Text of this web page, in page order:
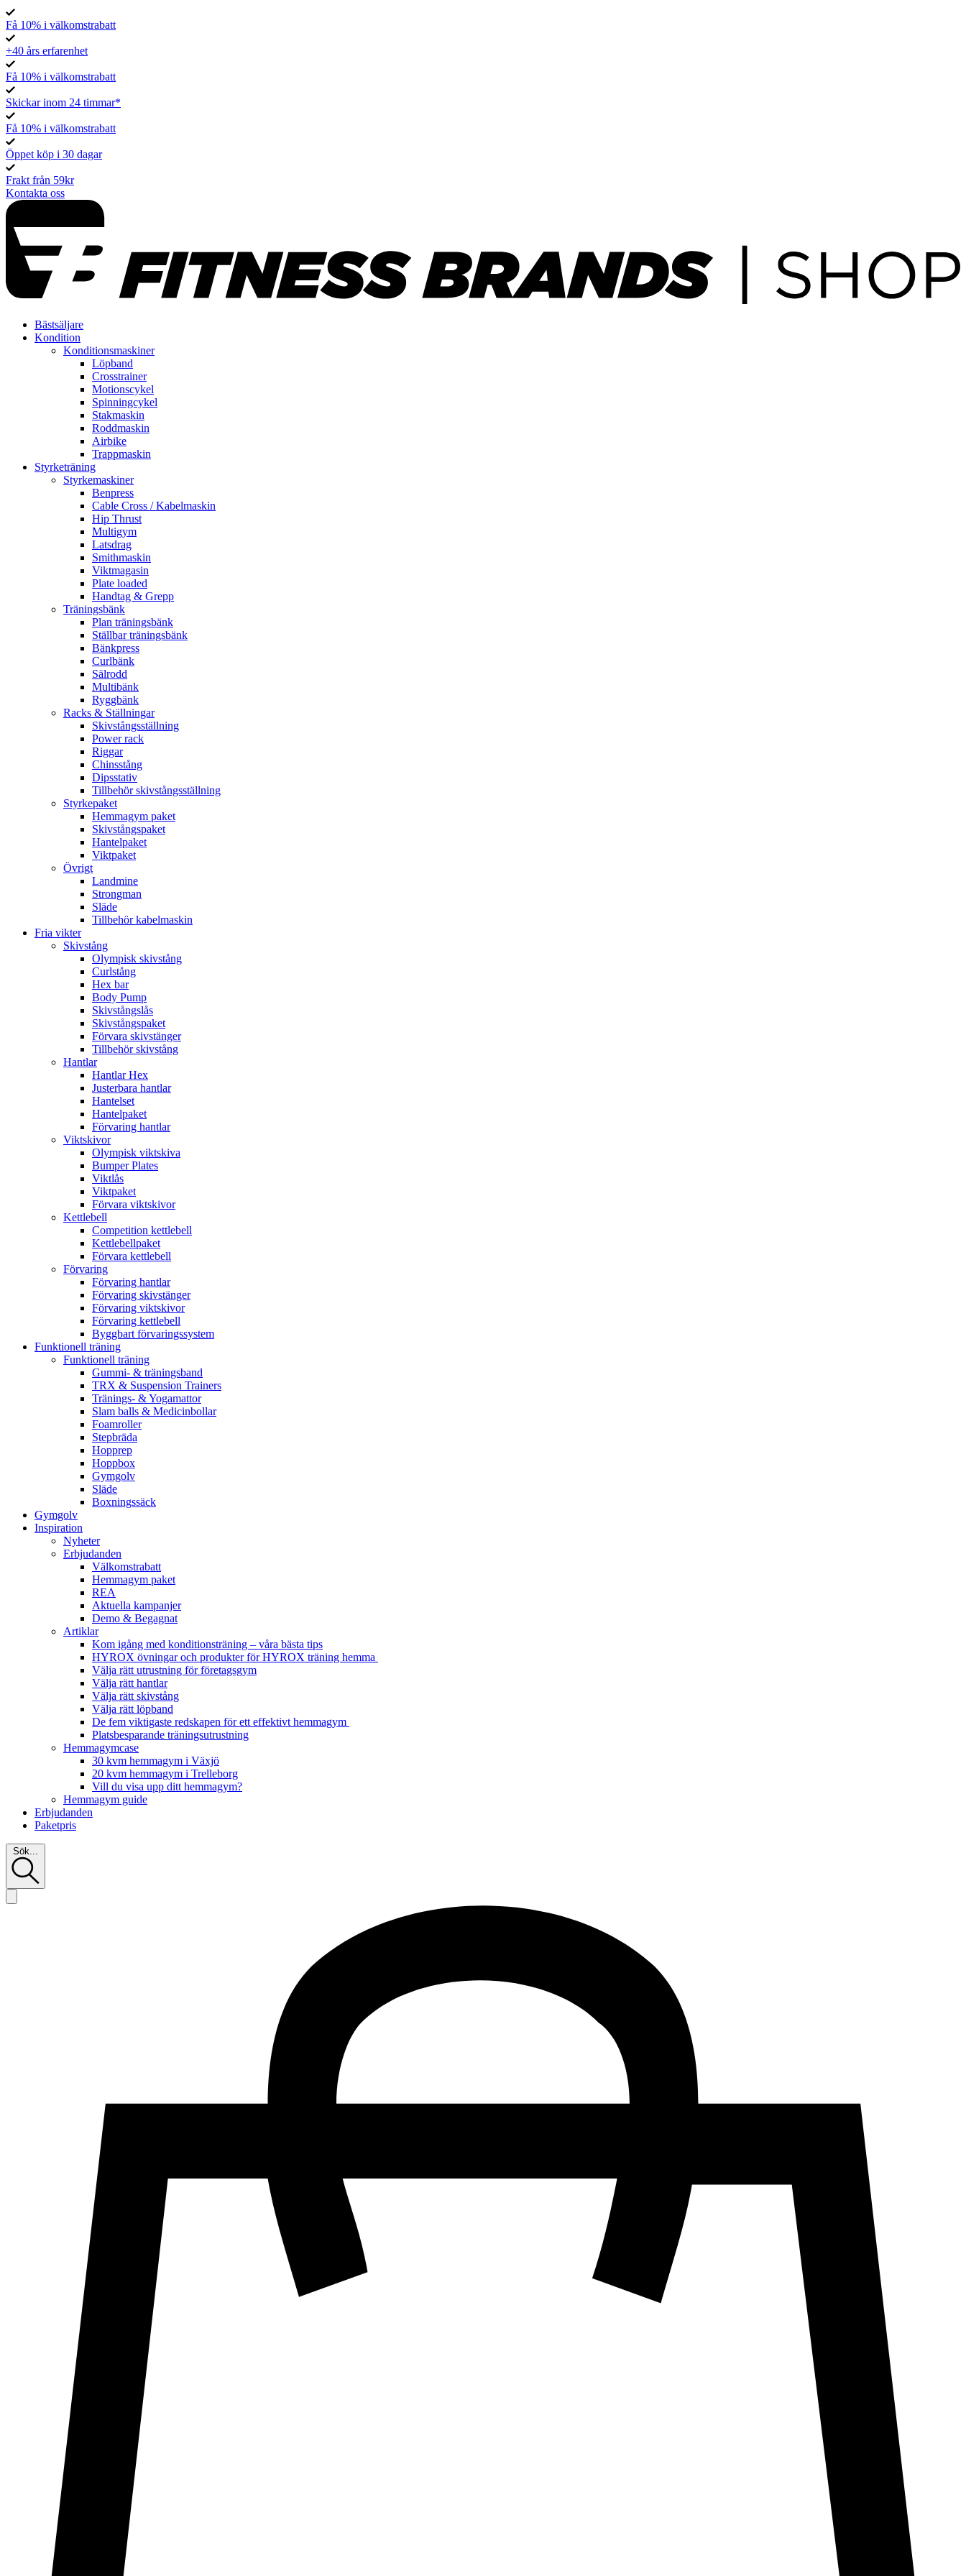
Få 10% i välkomstrabatt
+40 års erfarenhet
Få 10% i välkomstrabatt
Skickar inom 24 timmar*
Få 10% i välkomstrabatt
Öppet köp i 30 dagar
Frakt från 59kr
Kontakta oss
Bästsäljare
Kondition
Konditionsmaskiner
Löpband
Crosstrainer
Motionscykel
Spinningcykel
Stakmaskin
Roddmaskin
Airbike
Trappmaskin
Styrketräning
Styrkemaskiner
Benpress
Cable Cross / Kabelmaskin
Hip Thrust
Multigym
Latsdrag
Smithmaskin
Viktmagasin
Plate loaded
Handtag & Grepp
Träningsbänk
Plan träningsbänk
Ställbar träningsbänk
Bänkpress
Curlbänk
Sälrodd
Multibänk
Ryggbänk
Racks & Ställningar
Skivstångsställning
Power rack
Riggar
Chinsstång
Dipsstativ
Tillbehör skivstångsställning
Styrkepaket
Hemmagym paket
Skivstångspaket
Hantelpaket
Viktpaket
Övrigt
Landmine
Strongman
Släde
Tillbehör kabelmaskin
Fria vikter
Skivstång
Olympisk skivstång
Curlstång
Hex bar
Body Pump
Skivstångslås
Skivstångspaket
Förvara skivstänger
Tillbehör skivstång
Hantlar
Hantlar Hex
Justerbara hantlar
Hantelset
Hantelpaket
Förvaring hantlar
Viktskivor
Olympisk viktskiva
Bumper Plates
Viktlås
Viktpaket
Förvara viktskivor
Kettlebell
Competition kettlebell
Kettlebellpaket
Förvara kettlebell
Förvaring
Förvaring hantlar
Förvaring skivstänger
Förvaring viktskivor
Förvaring kettlebell
Byggbart förvaringssystem
Funktionell träning
Funktionell träning
Gummi- & träningsband
TRX & Suspension Trainers
Tränings- & Yogamattor
Slam balls & Medicinbollar
Foamroller
Stepbräda
Hopprep
Hoppbox
Gymgolv
Släde
Boxningssäck
Gymgolv
Inspiration
Nyheter
Erbjudanden
Välkomstrabatt
Hemmagym paket
REA
Aktuella kampanjer
Demo & Begagnat
Artiklar
Kom igång med konditionsträning – våra bästa tips
HYROX övningar och produkter för HYROX träning hemma
Välja rätt utrustning för företagsgym
Välja rätt hantlar
Välja rätt skivstång
Välja rätt löpband
De fem viktigaste redskapen för ett effektivt hemmagym
Platsbesparande träningsutrustning
Hemmagymcase
30 kvm hemmagym i Växjö
20 kvm hemmagym i Trelleborg
Vill du visa upp ditt hemmagym?
Hemmagym guide
Erbjudanden
Paketpris
Sök...